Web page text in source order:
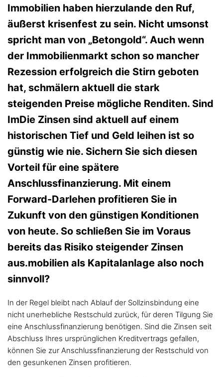
Immobilien haben hierzulande den Ruf,
äußerst krisenfest zu sein. Nicht umsonst
spricht man von „Betongold“. Auch wenn
der Immobilienmarkt schon so mancher
Rezession erfolgreich die Stirn geboten
hat, schmälern aktuell die stark
steigenden Preise mögliche Renditen. Sind
ImDie Zinsen sind aktuell auf einem
historischen Tief und Geld leihen ist so
günstig wie nie. Sichern Sie sich diesen
Vorteil für eine spätere
Anschlussfinanzierung. Mit einem
Forward-Darlehen profitieren Sie in
Zukunft von den günstigen Konditionen
von heute. So schließen Sie im Voraus
bereits das Risiko steigender Zinsen
aus.mobilien als Kapitalanlage also noch
sinnvoll?
In der Regel bleibt nach Ablauf der Sollzinsbindung eine
nicht unerhebliche Restschuld zurück, für deren Tilgung Sie
eine Anschlussfinanzierung benötigen. Sind die Zinsen seit
Abschluss Ihres ursprünglichen Kreditvertrags gefallen,
können Sie zur Anschlussfinanzierung der Restschuld von
den gesunkenen Zinsen profitieren.